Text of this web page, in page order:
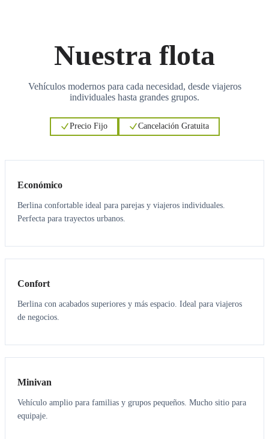
Nuestra flota
Vehículos modernos para cada necesidad, desde viajeros
individuales hasta grandes grupos.
Precio Fijo Cancelación Gratuita
Económico
Berlina confortable ideal para parejas y viajeros individuales.
Perfecta para trayectos urbanos.
3 3
Confort
Berlina con acabados superiores y más espacio. Ideal para viajeros
de negocios.
6 5
Minivan
Vehículo amplio para familias y grupos pequeños. Mucho sitio para
equipaje.